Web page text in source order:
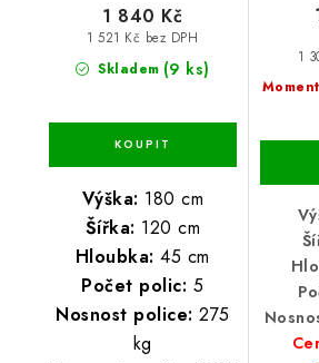
Skladem (9 ks)
1 521 Kč bez DPH
1 840 Kč
Výška: 180 cm
Šířka: 120 cm
Hloubka: 45 cm
Počet polic: 5
Nosnost police: 275
kg
1